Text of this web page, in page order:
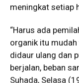
meningkat setiap
“Harus ada
organik itu
didaur ulang dan
berjalan, beban
Suhada, Selasa